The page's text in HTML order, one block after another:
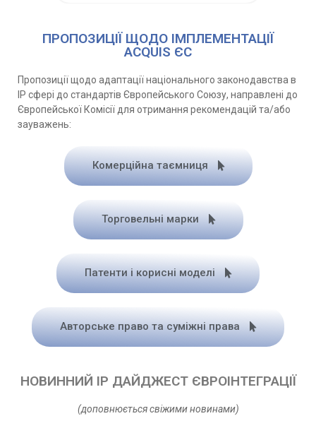
ПРОПОЗИЦІЇ ЩОДО ІМПЛЕМЕНТАЦІЇ
ACQUIS ЄС
Пропозиції щодо адаптації національного законодавства в
IP сфері до стандартів Європейського Союзу, направлені до
Європейської Комісії для отримання рекомендацій та/або
зауважень:
Комерційна таємниця
Торговельні марки
Патенти і корисні моделі
Авторське право та суміжні права
НОВИННИЙ IP ДАЙДЖЕСТ ЄВРОІНТЕГРАЦІЇ
(доповнюється cвіжими новинами)